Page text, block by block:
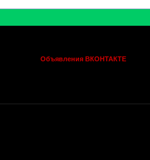
Объявления ВКОНТАКТЕ